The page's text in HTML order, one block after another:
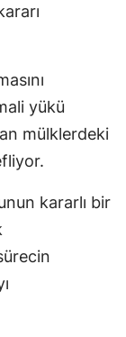
yükü
mülklerdeki
kararlı bir